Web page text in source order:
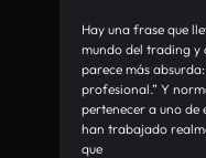
Hay una frase que
mundo del trading y
parece más
profesional.” Y
pertenecer a uno de
han trabajado
que